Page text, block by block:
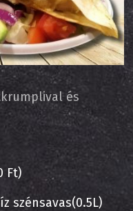
és
Ft)
szénsavas(0.5L)